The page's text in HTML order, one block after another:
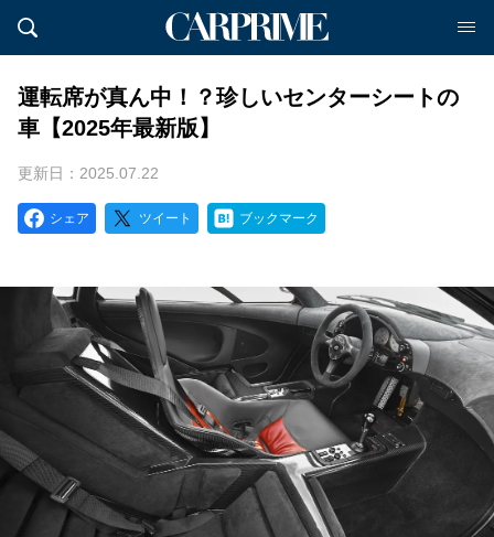
運転席が真ん中！？珍しいセンターシートの
車【2025年最新版】
更新日：2025.07.22
シェア ツイート ブックマーク